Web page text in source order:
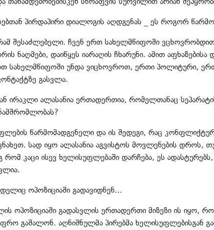
პირდაპირი დიალოგის აღდგენას _ ეს როგორ
შესაძლებელი. ჩვენ ერთ სახელმწიფოში
ნაღმები, დაიწყეს იარაღის ჩხარუნი. ამით აფხაზებისა
სახელმწიფოში უნდა ვიცხოვროთ, ერთი პოლიტური,
გასვლა.
ალასანია ერთადერთია, რომელთანაც
წარმომადგენელი და ის შედეგი, რაც
სად იყო ალასანია აგვისტოს მოვლენების დროს,
რომ კაცი ისევ ხელისუფლებაში დარჩება, ეს
ოპოზიციაში გადავიდნენ...
ოპოზიციაში გადასვლის ერთადერთი მიზეზი ის იყო,
გაშალონ. აღნიშნულმა პირებმა ხელისუფლებისგან